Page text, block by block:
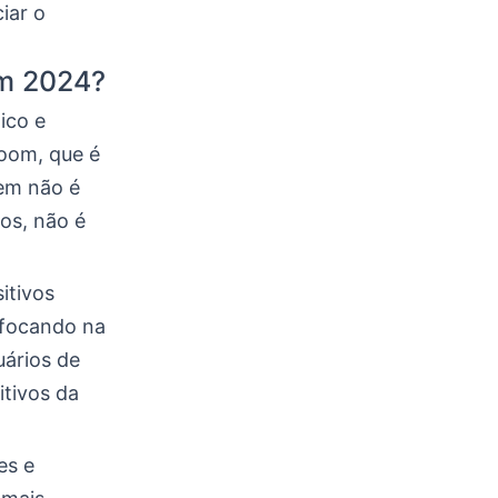
o
2024?
e
que é
não é
não é
na
de
da
e